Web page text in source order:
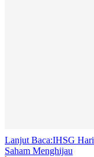
Lanjut Baca:IHSG
Saham Menghijau